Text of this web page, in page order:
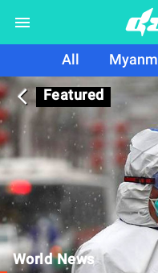
All
Featured
arrow_back_ios
World News